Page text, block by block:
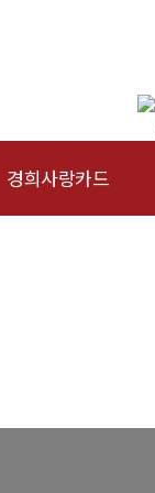
경희사랑카드